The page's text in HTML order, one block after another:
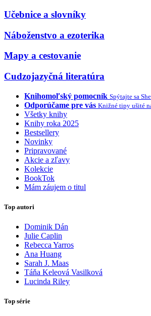
Učebnice a slovníky
Náboženstvo a ezoterika
Mapy a cestovanie
Cudzojazyčná literatúra
Knihomoľský pomocník Spýtajte sa
Odporúčame pre vás Knižné tipy ušité
Všetky knihy
Knihy roka 2025
Bestsellery
Novinky
Pripravované
Akcie a zľavy
Kolekcie
BookTok
Mám záujem o titul
Top autori
Dominik Dán
Julie Caplin
Rebecca Yarros
Ana Huang
Sarah J. Maas
Táňa Keleová Vasilková
Lucinda Riley
Top série